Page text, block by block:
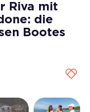
Riva mit
die
Bootes